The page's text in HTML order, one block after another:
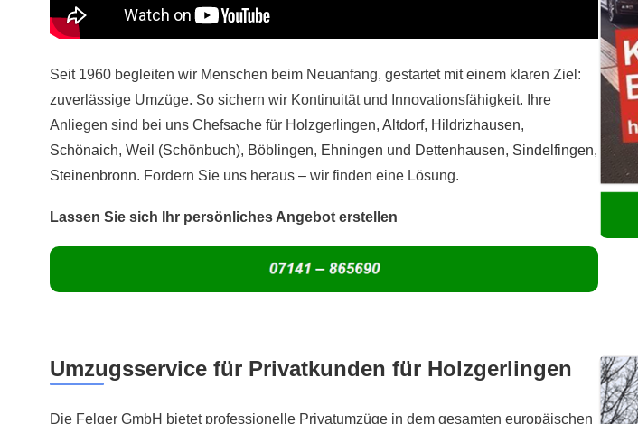
Seit 1960 begleiten wir Menschen beim Neuanfang, gestartet mit einem klaren Ziel:
zuverlässige Umzüge. So sichern wir Kontinuität und Innovationsfähigkeit. Ihre
Anliegen sind bei uns Chefsache für Holzgerlingen, Altdorf, Hildrizhausen,
Schönaich, Weil (Schönbuch), Böblingen, Ehningen und Dettenhausen, Sindelfingen,
Steinenbronn. Fordern Sie uns heraus – wir finden eine Lösung.
Lassen Sie sich Ihr persönliches Angebot erstellen
Umzugsservice für Privatkunden für Holzgerlingen
Die Felger GmbH bietet professionelle Privatumzüge in dem gesamten europäischen